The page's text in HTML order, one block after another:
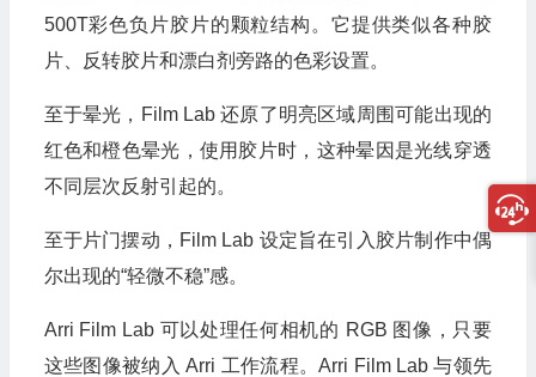
500T彩色负片胶片的颗粒结构。它提供类似各种胶
片、反转胶片和漂白剂旁路的色彩设置。
至于晕光，Film Lab 还原了明亮区域周围可能出现的
红色和橙色晕光，使用胶片时，这种晕因是光线穿透
不同层次反射引起的。
至于片门摆动，Film Lab 设定旨在引入胶片制作中偶
尔出现的“轻微不稳”感。
Arri Film Lab 可以处理任何相机的 RGB 图像，只要
这些图像被纳入 Arri 工作流程。Arri Film Lab 与领先